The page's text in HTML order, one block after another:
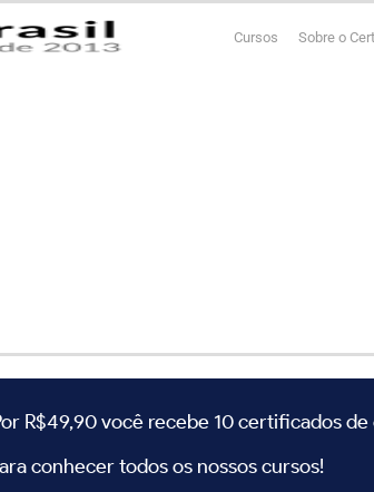
Cursos Sobre o
R$49,90 você recebe 10 certificados
conhecer todos os nossos cursos!